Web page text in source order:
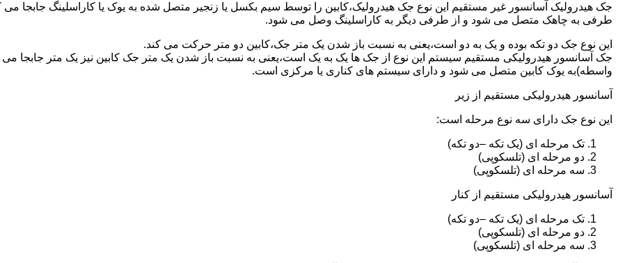
جک هیدرولیک آسانسور غیر مستقیم این نوع جک هیدرولیک،کابین را توسط سیم بکسل یا زنجیر متصل شده به یوک یا کاراسلینگ
طرفی به چاهک متصل می شود و از طرفی دیگر به کاراسلینگ وصل می شود.
این نوع جک دو تکه بوده و یک به دو است،یعنی به نسبت باز شدن یک متر جک،کابین دو متر حرکت می کند.
جک آسانسور هیدرولیکی مستقیم سیستم این نوع از جک ها یک به یک است،یعنی به نسبت باز شدن یک متر جک کابین نیز یک متر جابجا
واسطه)به یوک کابین متصل می شود و دارای سیستم های کناری یا مرکزی است.
آسانسور هیدرولیکی مستقیم از زیر
این نوع جک دارای سه نوع مرحله است:
تک مرحله ای (یک تکه –دو تکه)
دو مرحله ای (تلسکوپی)
سه مرحله ای (تلسکوپی)
آسانسور هیدرولیکی مستقیم از کنار
تک مرحله ای (یک تکه –دو تکه)
دو مرحله ای (تلسکوپی)
سه مرحله ای (تلسکوپی)